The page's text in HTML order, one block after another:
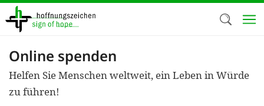
Direkt
zum
Inhalt
Online spenden
Helfen Sie Menschen weltweit, ein Leben in Würde
zu führen!
Wir